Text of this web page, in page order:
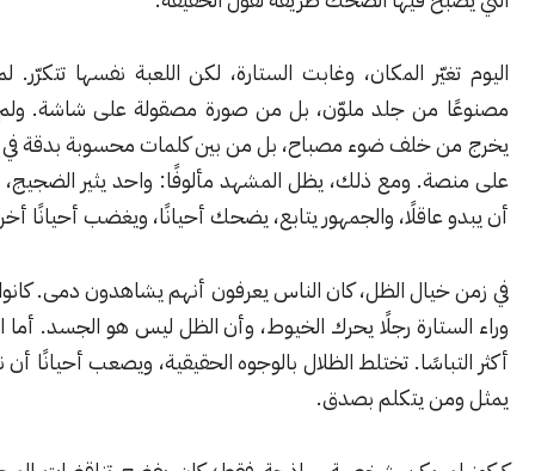
المكان، وغابت الستارة، لكن اللعبة نفسها تتكرّر. لم يعد كركوز
من جلد ملوّن، بل من صورة مصقولة على شاشة. ولم يعد عواظ
خلف ضوء مصباح، بل من بين كلمات محسوبة بدقة في استوديو أو
ومع ذلك، يظل المشهد مألوفًا: واحد يثير الضجيج، وآخر يحاول
والجمهور يتابع، يضحك أحيانًا، ويغضب أحيانًا أخرى.
الظل، كان الناس يعرفون أنهم يشاهدون دمى. كانوا يدركون أن
رجلًا يحرك الخيوط، وأن الظل ليس هو الجسد. أما اليوم، فالأمر
تختلط الظلال بالوجوه الحقيقية، ويصعب أحيانًا أن نميّز بين من
يتكلم بصدق.